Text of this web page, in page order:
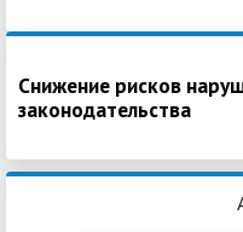
Снижение рисков
законодательства